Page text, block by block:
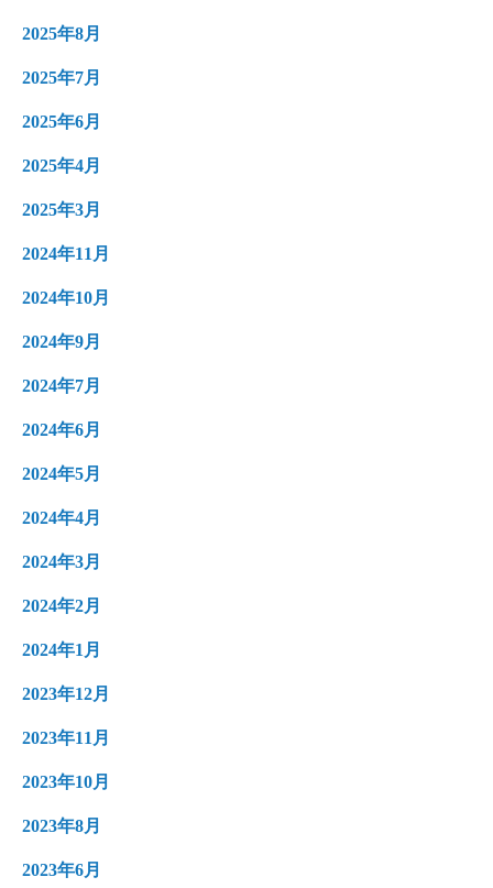
2025年8月
2025年7月
2025年6月
2025年4月
2025年3月
2024年11月
2024年10月
2024年9月
2024年7月
2024年6月
2024年5月
2024年4月
2024年3月
2024年2月
2024年1月
2023年12月
2023年11月
2023年10月
2023年8月
2023年6月